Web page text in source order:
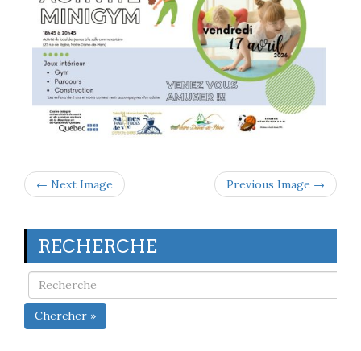
← Next Image Previous Image →
RECHERCHE
Chercher »